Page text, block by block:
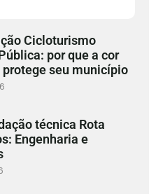
Cicloturismo
por que a cor
seu município
técnica Rota
Engenharia e